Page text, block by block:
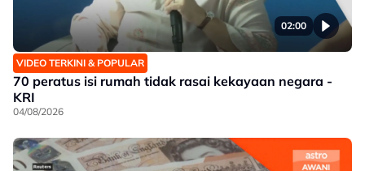
02:00
VIDEO TERKINI & POPULAR
70 peratus isi rumah tidak rasai kekayaan negara -
KRI
04/08/2026